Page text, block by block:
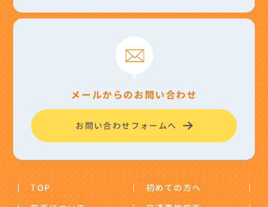
メールからのお問い合わせ
お問い合わせフォームへ
TOP
初めての方へ